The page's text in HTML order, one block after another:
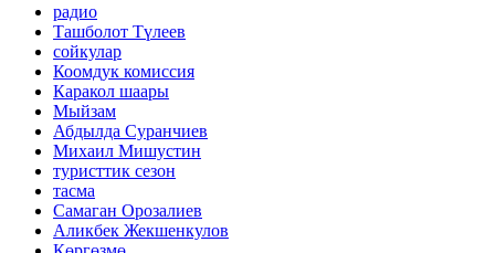
радио
Ташболот Түлеев
сойкулар
Коомдук комиссия
Каракол шаары
Мыйзам
Абдылда Суранчиев
Михаил Мишустин
туристтик сезон
тасма
Самаган Орозалиев
Аликбек Жекшенкулов